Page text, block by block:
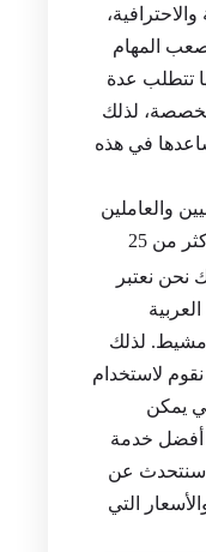
المهام
تتطلب عدة
لذلك
في هذه
والعاملين
على أكثر من 25
نحن نعتبر
مشيط. لذلك
لاستخدام
يمكن
أفضل خدمة
سنتحدث عن
التي